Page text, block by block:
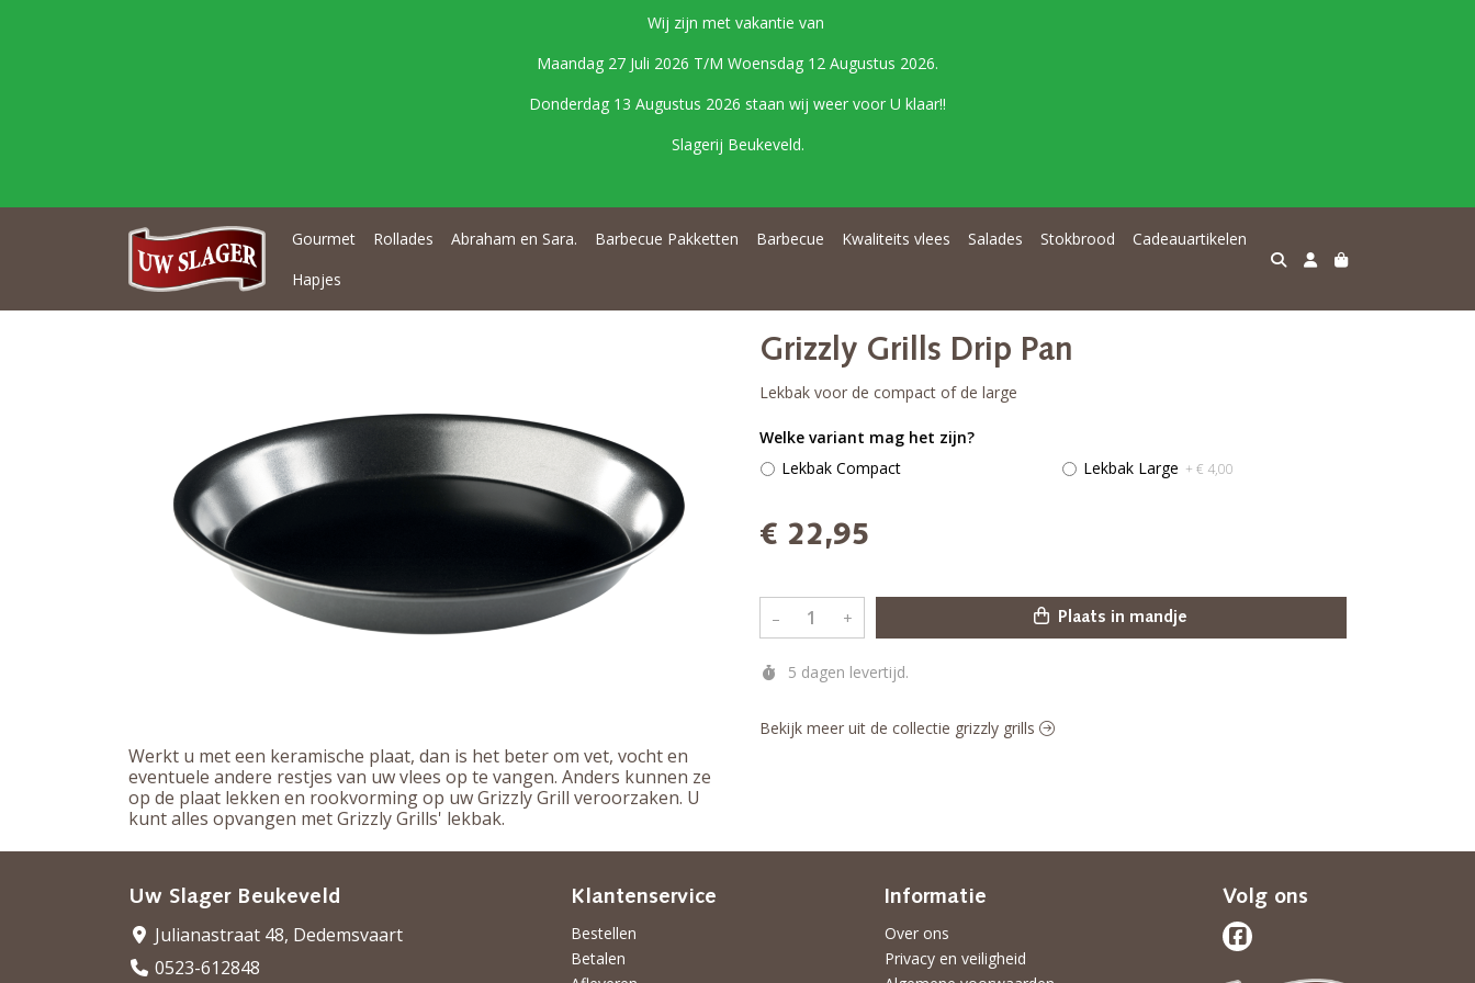
Wij zijn met vakantie van
Maandag 27 Juli 2026 T/M Woensdag 12 Augustus 2026.
Donderdag 13 Augustus 2026 staan wij weer voor U klaar!!
Slagerij Beukeveld.
Gourmet Rollades Abraham en Sara. Barbecue Pakketten Barbecue Kwaliteits vlees Salades Stokbrood
Cadeauartikelen
Hapjes
Werkt u met een keramische plaat, dan is het beter om vet, vocht en
eventuele andere restjes van uw vlees op te vangen. Anders kunnen ze
op de plaat lekken en rookvorming op uw Grizzly Grill veroorzaken. U
kunt alles opvangen met Grizzly Grills' lekbak.
Grizzly Grills Drip Pan
Lekbak voor de compact of de large
Welke variant mag het zijn?
Lekbak Compact
Lekbak Large + € 4,00
€ 22,95
– + Plaats in mandje
5 dagen levertijd.
Bekijk meer uit de collectie grizzly grills
Uw Slager Beukeveld
Julianastraat 48, Dedemsvaart
0523-612848
Klantenservice
Bestellen
Betalen
Informatie
Over ons
Privacy en veiligheid
Volg ons